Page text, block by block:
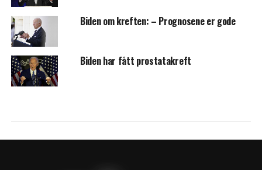
Biden om kreften: – Prognosene er gode
Biden har fått prostatakreft